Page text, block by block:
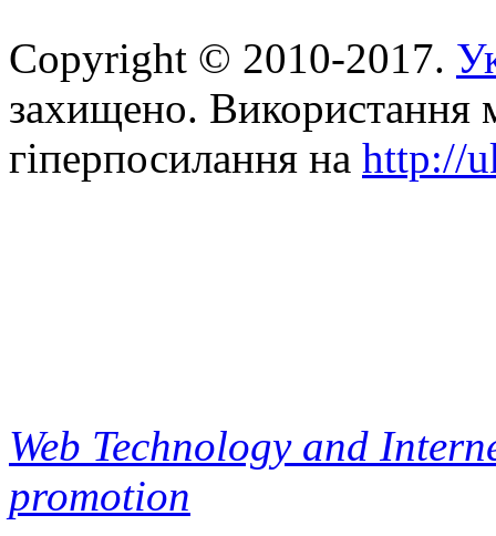
Copyright © 2010-2017.
захищено. Використання
гіперпосилання на http://
Web Technology and
promotion